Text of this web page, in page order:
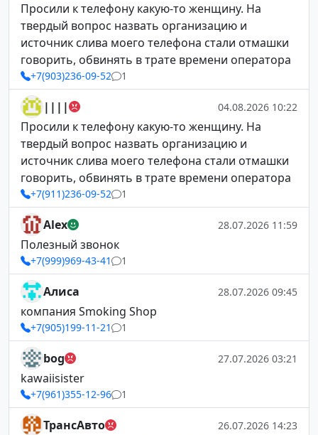
Просили к телефону какую-то женщину. На
твердый вопрос назвать организацию и
источник слива моего телефона стали отмашки
говорить, обвинять в трате времени оператора
+7(903)236-09-52 1
|||| 04.08.2026 10:22
Просили к телефону какую-то женщину. На
твердый вопрос назвать организацию и
источник слива моего телефона стали отмашки
говорить, обвинять в трате времени оператора
+7(911)236-09-52 1
Alex 28.07.2026 11:59
Полезный звонок
+7(999)969-43-41 1
Алиса 28.07.2026 09:45
компания Smoking Shop
+7(905)199-11-21 1
bog 27.07.2026 03:21
kawaiisister
+7(961)355-12-96 1
ТрансАвто 26.07.2026 14:23